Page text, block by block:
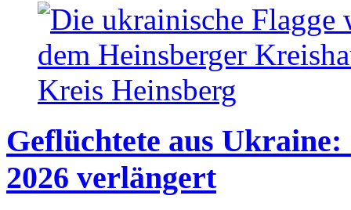
Geflüchtete aus
2026 verlängert